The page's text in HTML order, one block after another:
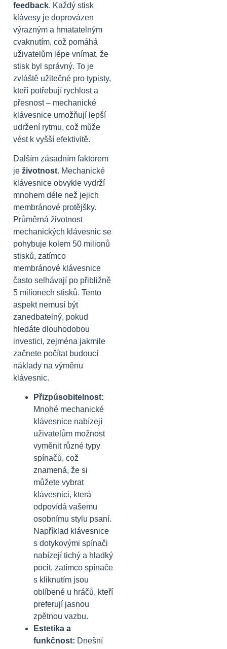
feedback. Každý stisk
klávesy je doprovázen
výrazným a hmatatelným
cvaknutím, což pomáhá
uživatelům lépe vnímat, že
stisk byl správný. To je
zvláště užitečné pro typisty,
kteří potřebují rychlost a
přesnost – mechanické
klávesnice umožňují lepší
udržení rytmu, což může
vést k vyšší efektivitě.
Dalším zásadním faktorem
je životnost. Mechanické
klávesnice obvykle vydrží
mnohem déle než jejich
membránové protějšky.
Průměrná životnost
mechanických klávesnic se
pohybuje kolem 50 milionů
stisků, zatímco
membránové klávesnice
často selhávají po přibližně
5 milionech stisků. Tento
aspekt nemusí být
zanedbatelný, pokud
hledáte dlouhodobou
investici, zejména jakmile
začnete počítat budoucí
náklady na výměnu
klávesnic.
Přizpůsobitelnost:
Mnohé mechanické
klávesnice nabízejí
uživatelům možnost
vyměnit různé typy
spínačů, což
znamená, že si
můžete vybrat
klávesnici, která
odpovídá vašemu
osobnímu stylu psaní.
Například klávesnice
s dotykovými spínači
nabízejí tichý a hladký
pocit, zatímco spínače
s kliknutím jsou
oblíbené u hráčů, kteří
preferují jasnou
zpětnou vazbu.
Estetika a
funkčnost: Dnešní